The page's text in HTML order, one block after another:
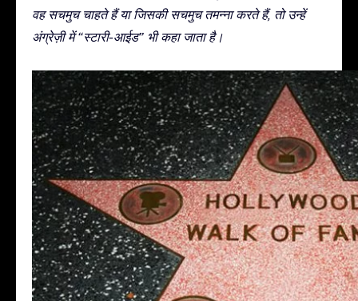
वह सचमुच चाहते हैं या जिसकी सचमुच तमन्ना करते हैं, तो उन्हें
अंग्रेज़ी में “स्टारी-आईड” भी कहा जाता है।